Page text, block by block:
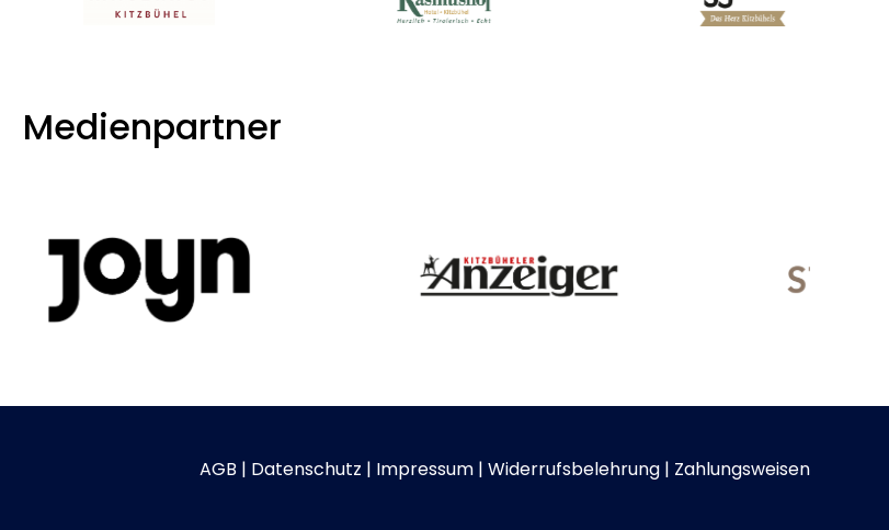
Medienpartner
AGB | Datenschutz | Impressum |Widerrufsbelehrung | Zahlungsweisen